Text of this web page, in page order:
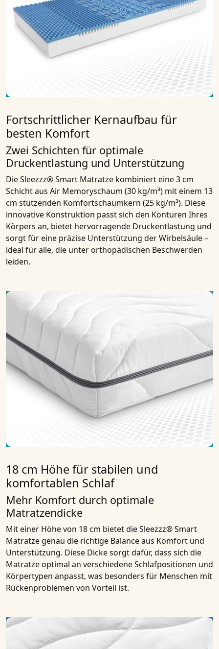
Fortschrittlicher Kernaufbau für
besten Komfort
Zwei Schichten für optimale
Druckentlastung und Unterstützung
Die Sleezzz® Smart Matratze kombiniert eine 3 cm
Schicht aus Air Memoryschaum (30 kg/m³) mit einem 13
cm stützenden Komfortschaumkern (25 kg/m³). Diese
innovative Konstruktion passt sich den Konturen Ihres
Körpers an, bietet hervorragende Druckentlastung und
sorgt für eine präzise Unterstützung der Wirbelsäule –
ideal für alle, die unter orthopädischen Beschwerden
leiden.
18 cm Höhe für stabilen und
komfortablen Schlaf
Mehr Komfort durch optimale
Matratzendicke
Mit einer Höhe von 18 cm bietet die Sleezzz® Smart
Matratze genau die richtige Balance aus Komfort und
Unterstützung. Diese Dicke sorgt dafür, dass sich die
Matratze optimal an verschiedene Schlafpositionen und
Körpertypen anpasst, was besonders für Menschen mit
Rückenproblemen von Vorteil ist.